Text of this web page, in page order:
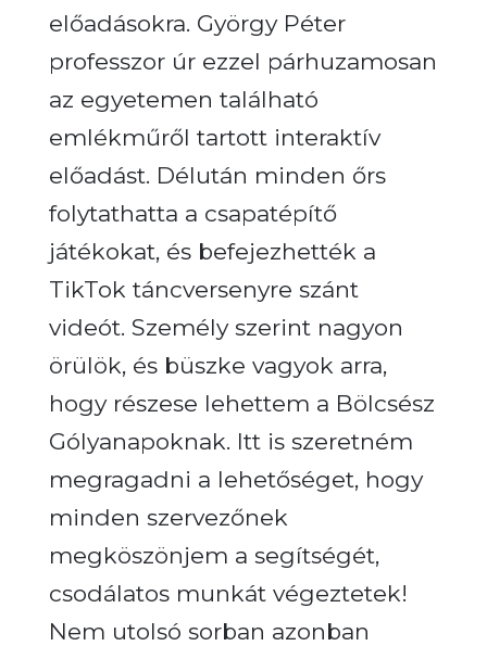
előadásokra. György Péter
professzor úr ezzel párhuzamosan
az egyetemen található
emlékműről tartott interaktív
előadást. Délután minden őrs
folytathatta a csapatépítő
játékokat, és befejezhették a
TikTok táncversenyre szánt
videót. Személy szerint nagyon
örülök, és büszke vagyok arra,
hogy részese lehettem a Bölcsész
Gólyanapoknak. Itt is szeretném
megragadni a lehetőséget, hogy
minden szervezőnek
megköszönjem a segítségét,
csodálatos munkát végeztetek!
Nem utolsó sorban azonban